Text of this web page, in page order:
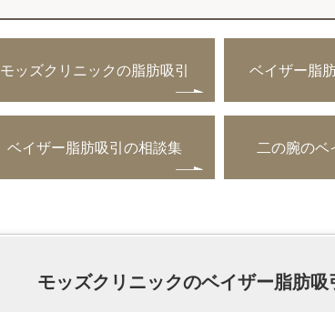
モッズクリニックの脂肪吸引 ベイザー脂
ベイザー脂肪吸引の相談集 二の腕のベ
モッズクリニックのベイザー脂肪吸